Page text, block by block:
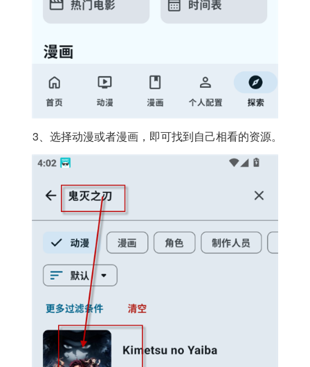
3、选择动漫或者漫画，即可找到自己相看的资源。